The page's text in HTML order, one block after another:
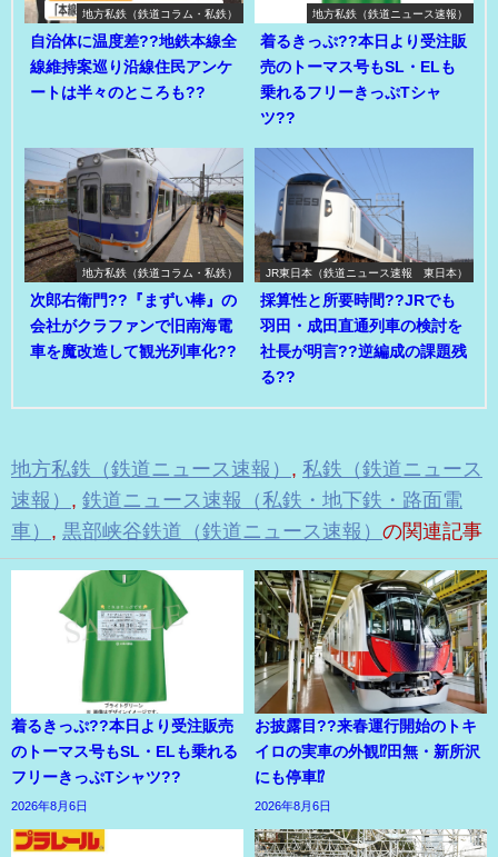
地方私鉄（鉄道コラム・私鉄）
自治体に温度差??地鉄本線全
線維持案巡り沿線住民アンケ
ートは半々のところも??
地方私鉄（鉄道ニュース速報）
着るきっぷ??本日より受注販
売のトーマス号もSL・ELも
乗れるフリーきっぷTシャ
ツ??
地方私鉄（鉄道コラム・私鉄）
次郎右衛門??『まずい棒』の
会社がクラファンで旧南海電
車を魔改造して観光列車化??
JR東日本（鉄道ニュース速報 東日本）
採算性と所要時間??JRでも
羽田・成田直通列車の検討を
社長が明言??逆編成の課題残
る??
地方私鉄（鉄道ニュース速報） , 私鉄（鉄道ニュース
速報） , 鉄道ニュース速報（私鉄・地下鉄・路面電
車） , 黒部峡谷鉄道（鉄道ニュース速報） の関連記事
着るきっぷ??本日より受注販売
のトーマス号もSL・ELも乗れる
フリーきっぷTシャツ??
2026年8月6日
お披露目??来春運行開始のトキ
イロの実車の外観⁉田無・新所沢
にも停車⁉
2026年8月6日